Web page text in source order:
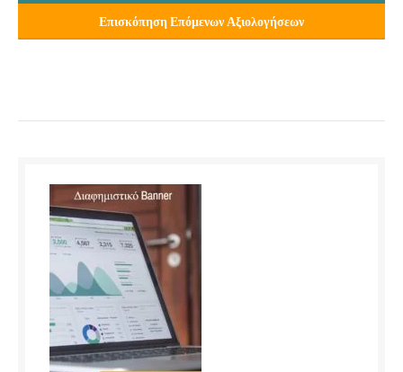
Επισκόπηση Επόμενων Αξιολογήσεων